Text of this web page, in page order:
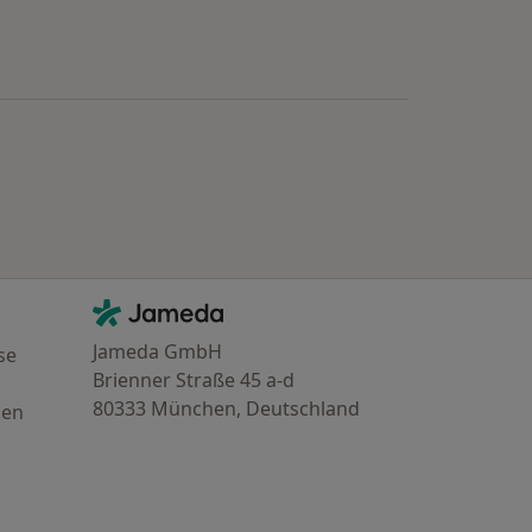
Kontakt
Jameda - Startseite
Jameda GmbH
Brienner Straße 45 a-d
80333 München, Deutschland